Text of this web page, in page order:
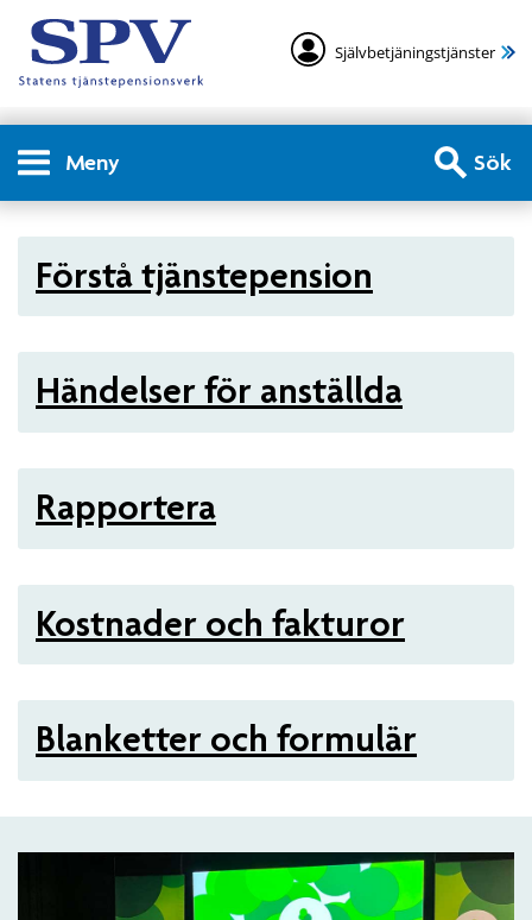
Självbetjäningstjänster
Meny Sök
Arbetsgivare - Statlig
Förstå tjänstepension
Händelser för anställda
Rapportera
Kostnader och fakturor
Blanketter och formulär